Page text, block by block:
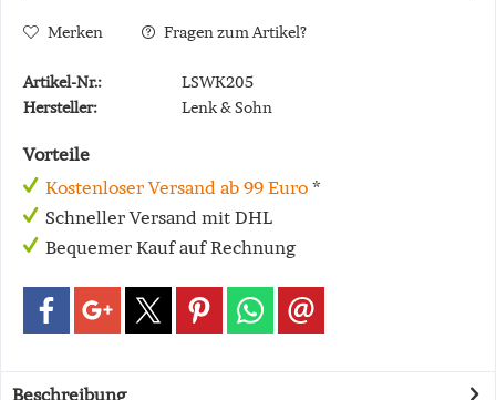
Merken Fragen zum Artikel?
Artikel-Nr.:
LSWK205
Hersteller:
Lenk & Sohn
Vorteile
Kostenloser Versand ab 99 Euro *
Schneller Versand mit DHL
Bequemer Kauf auf Rechnung
Beschreibung